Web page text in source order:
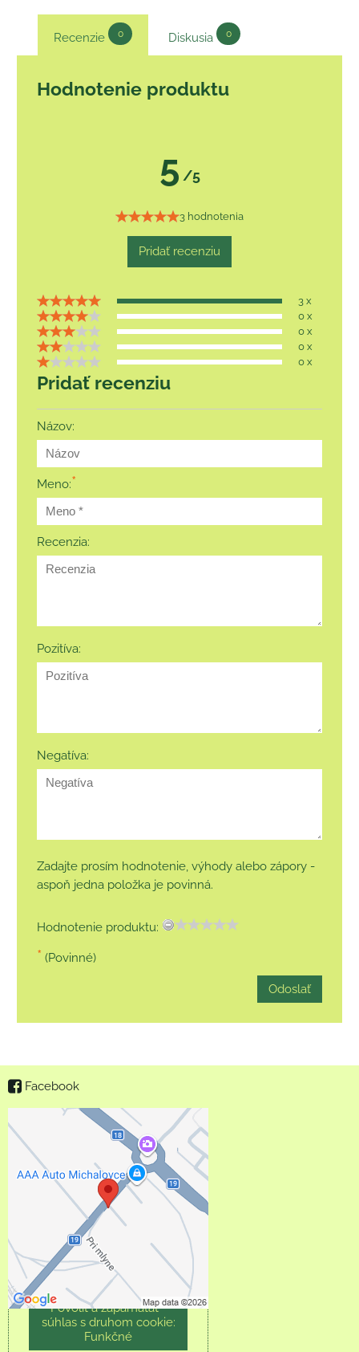
Recenzie 0 Diskusia 0
Hodnotenie produktu
5 /5
3 hodnotenia
Pridať recenziu
3 x
0 x
0 x
0 x
0 x
Pridať recenziu
Názov:
Meno:*
Recenzia:
Pozitíva:
Negatíva:
Zadajte prosím hodnotenie, výhody alebo zápory -
aspoň jedna položka je povinná.
Hodnotenie produktu:
* (Povinné)
Odoslať
Facebook
Externý obsah je
blokovaný Voľbami
súkromia
Prajete si načítať externý
obsah?
Povoliť tentokrát
Povoliť a zapamätať -
súhlas s druhom cookie:
Funkčné